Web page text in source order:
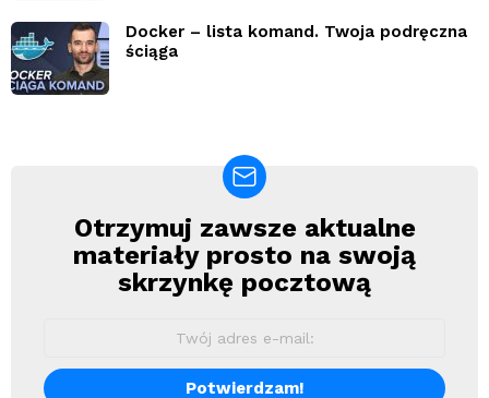
Docker – lista komand. Twoja podręczna
ściąga
Newsletter
Otrzymuj zawsze aktualne
materiały prosto na swoją
skrzynkę pocztową